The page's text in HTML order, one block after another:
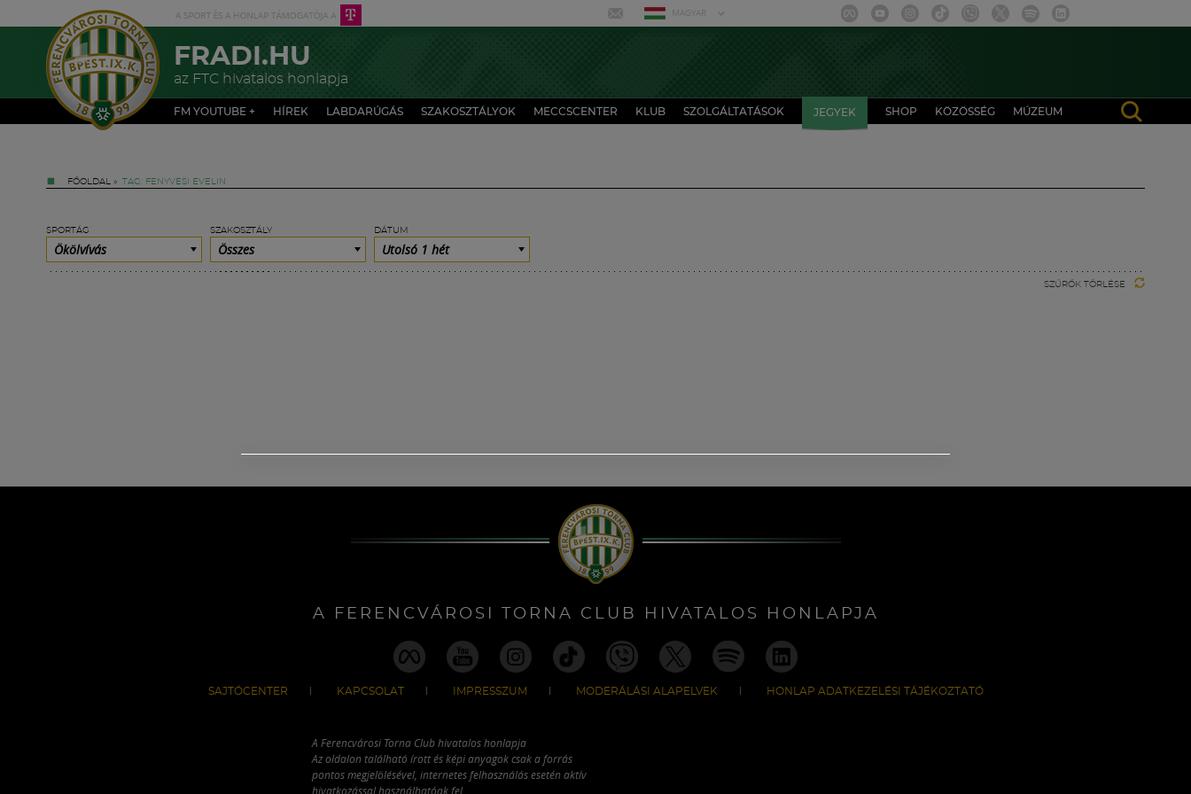
MAGYAR
FRADI.HU
az FTC hivatalos honlapja
FM YOUTUBE + HÍREK LABDARÚGÁS SZAKOSZTÁLYOK MECCSCENTER KLUB SZOLGÁLTATÁSOK JEGYEK SHOP KÖZÖSSÉG MÚZEUM
FŐOLDAL » TAG: FENYVESI EVELIN
SPORTÁG
Ökölvívás
SZAKOSZTÁLY
Összes
DÁTUM
Utolsó 1 hét
SZŰRŐK TÖRLÉSE
A FERENCVÁROSI TORNA CLUB HIVATALOS HONLAPJA
SAJTÓCENTER KAPCSOLAT IMPRESSZUM MODERÁLÁSI ALAPELVEK HONLAP ADATKEZELÉSI TÁJÉKOZTATÓ
A Ferencvárosi Torna Club hivatalos honlapja
Az oldalon található írott és képi anyagok csak a forrás
pontos megjelölésével, internetes felhasználás esetén aktív
hivatkozással használhatóak fel.